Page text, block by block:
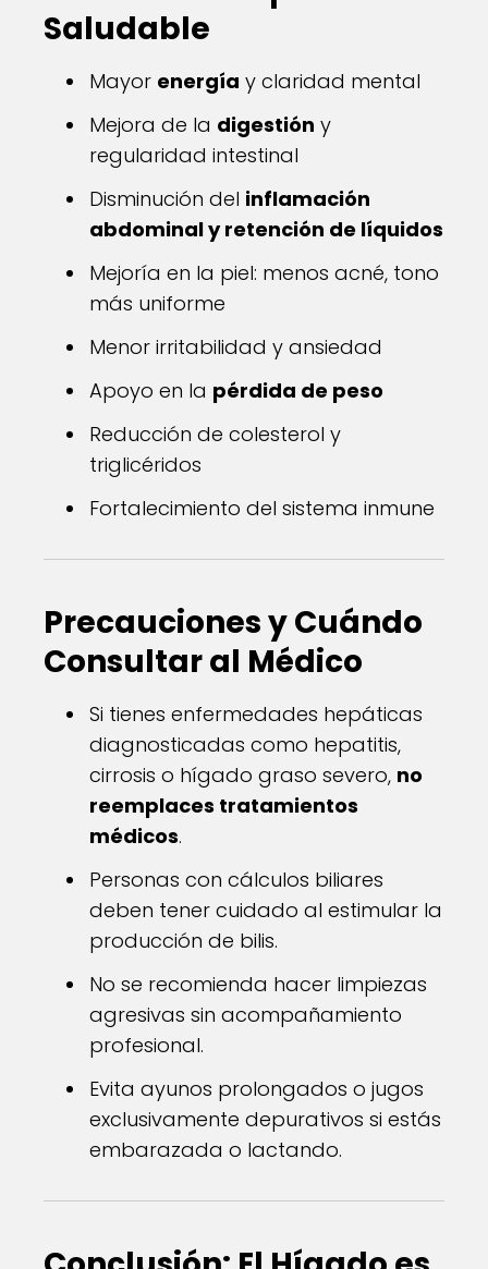
Saludable
Mayor energía y claridad mental
Mejora de la digestión y
regularidad intestinal
Disminución del inflamación
abdominal y retención de líquidos
Mejoría en la piel: menos acné, tono
más uniforme
Menor irritabilidad y ansiedad
Apoyo en la pérdida de peso
Reducción de colesterol y
triglicéridos
Fortalecimiento del sistema inmune
Precauciones y Cuándo
Consultar al Médico
Si tienes enfermedades hepáticas
diagnosticadas como hepatitis,
cirrosis o hígado graso severo, no
reemplaces tratamientos
médicos.
Personas con cálculos biliares
deben tener cuidado al estimular la
producción de bilis.
No se recomienda hacer limpiezas
agresivas sin acompañamiento
profesional.
Evita ayunos prolongados o jugos
exclusivamente depurativos si estás
embarazada o lactando.